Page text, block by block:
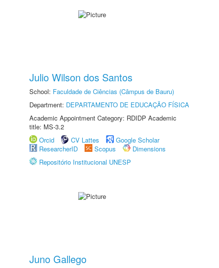
Julio Wilson dos Santos
School: Faculdade de Ciências (Câmpus de Bauru)
Department: DEPARTAMENTO DE EDUCAÇÃO FÍSICA
Academic Appointment Category: RDIDP Academic
title: MS-3.2
Orcid
CV Lattes
Google Scholar
ResearcherID
Scopus
Dimensions
Repositório Institucional UNESP
Juno Gallego